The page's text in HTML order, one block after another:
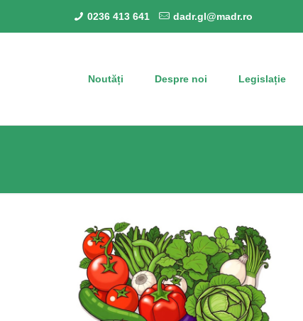
0236 413 641 dadr.gl@madr.ro
Noutăți Despre noi Legislație